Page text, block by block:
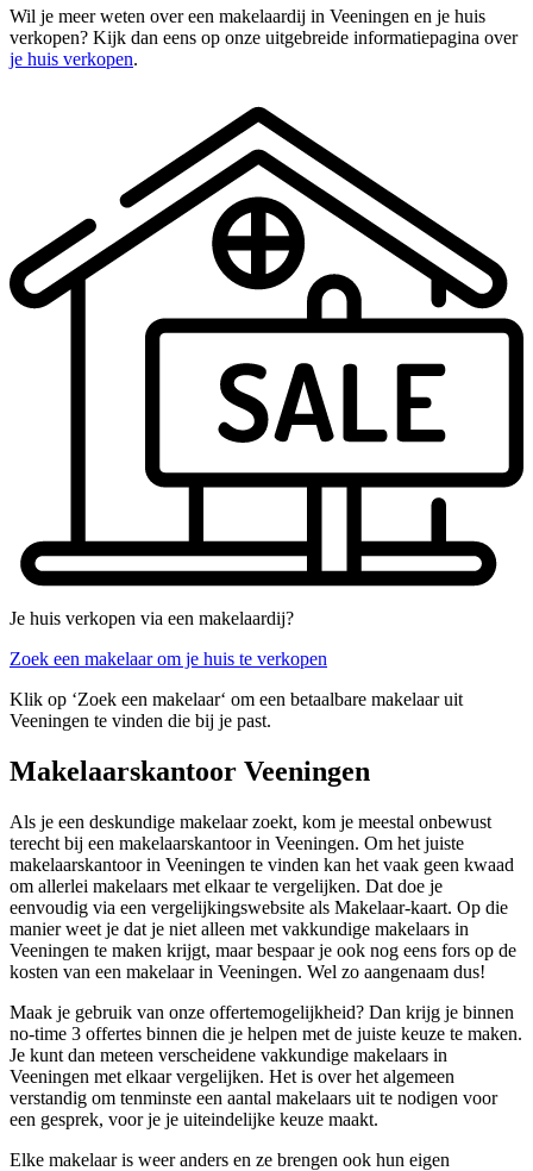
Wil je meer weten over een makelaardij in Veeningen en je huis
verkopen? Kijk dan eens op onze uitgebreide informatiepagina over
je huis verkopen.
Je huis verkopen via een makelaardij?
Zoek een makelaar om je huis te verkopen
Klik op ‘Zoek een makelaar‘ om een betaalbare makelaar uit
Veeningen te vinden die bij je past.
Makelaarskantoor Veeningen
Als je een deskundige makelaar zoekt, kom je meestal onbewust
terecht bij een makelaarskantoor in Veeningen. Om het juiste
makelaarskantoor in Veeningen te vinden kan het vaak geen kwaad
om allerlei makelaars met elkaar te vergelijken. Dat doe je
eenvoudig via een vergelijkingswebsite als Makelaar-kaart. Op die
manier weet je dat je niet alleen met vakkundige makelaars in
Veeningen te maken krijgt, maar bespaar je ook nog eens fors op de
kosten van een makelaar in Veeningen. Wel zo aangenaam dus!
Maak je gebruik van onze offertemogelijkheid? Dan krijg je binnen
no-time 3 offertes binnen die je helpen met de juiste keuze te maken.
Je kunt dan meteen verscheidene vakkundige makelaars in
Veeningen met elkaar vergelijken. Het is over het algemeen
verstandig om tenminste een aantal makelaars uit te nodigen voor
een gesprek, voor je je uiteindelijke keuze maakt.
Elke makelaar is weer anders en ze brengen ook hun eigen